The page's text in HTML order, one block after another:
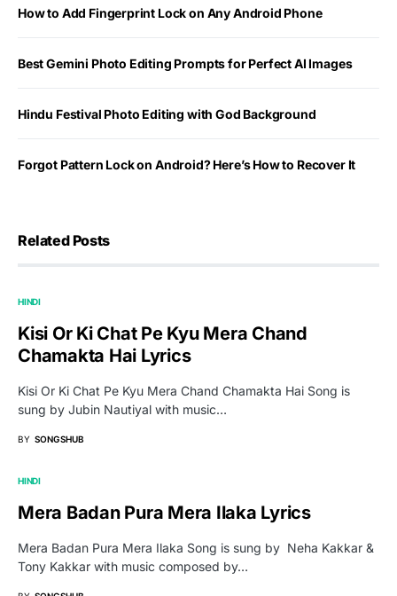
How to Add Fingerprint Lock on Any Android Phone
Best Gemini Photo Editing Prompts for Perfect AI Images
Hindu Festival Photo Editing with God Background
Forgot Pattern Lock on Android? Here’s How to Recover It
Related Posts
HINDI
Kisi Or Ki Chat Pe Kyu Mera Chand
Chamakta Hai Lyrics
Kisi Or Ki Chat Pe Kyu Mera Chand Chamakta Hai Song is
sung by Jubin Nautiyal with music…
BY SONGSHUB
HINDI
Mera Badan Pura Mera Ilaka Lyrics
Mera Badan Pura Mera Ilaka Song is sung by Neha Kakkar &
Tony Kakkar with music composed by…